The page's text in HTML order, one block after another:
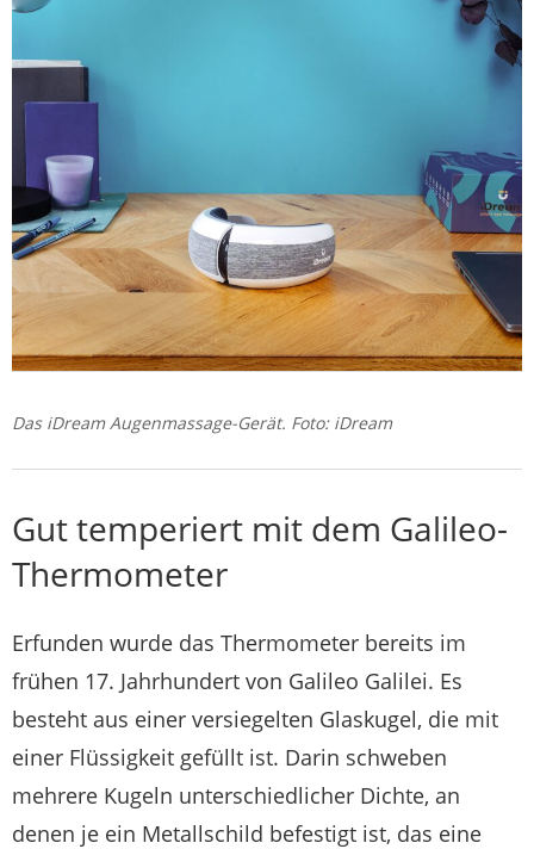
Das iDream Augenmassage-Gerät. Foto: iDream
Gut temperiert mit dem Galileo-
Thermometer
Erfunden wurde das Thermometer bereits im
frühen 17. Jahrhundert von Galileo Galilei. Es
besteht aus einer versiegelten Glaskugel, die mit
einer Flüssigkeit gefüllt ist. Darin schweben
mehrere Kugeln unterschiedlicher Dichte, an
denen je ein Metallschild befestigt ist, das eine